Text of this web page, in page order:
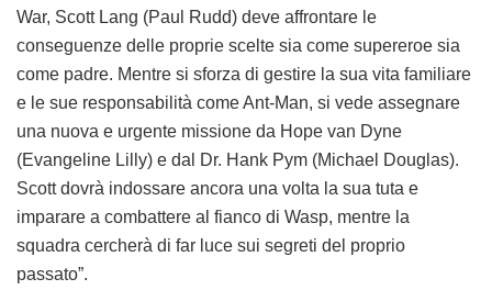
War, Scott Lang (Paul Rudd) deve affrontare le
conseguenze delle proprie scelte sia come supereroe sia
come padre. Mentre si sforza di gestire la sua vita familiare
e le sue responsabilità come Ant-Man, si vede assegnare
una nuova e urgente missione da Hope van Dyne
(Evangeline Lilly) e dal Dr. Hank Pym (Michael Douglas).
Scott dovrà indossare ancora una volta la sua tuta e
imparare a combattere al fianco di Wasp, mentre la
squadra cercherà di far luce sui segreti del proprio
passato”.